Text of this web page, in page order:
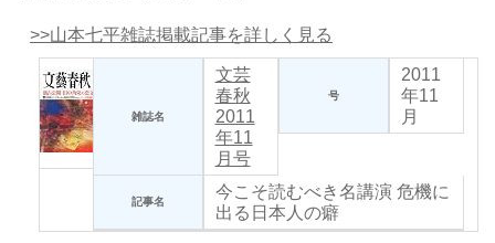
>>山本七平雑誌掲載記事を詳しく見る
雑誌名
文芸
春秋
2011
年11
月号
号
2011
年11
月
記事名
今こそ読むべき名講演 危機に
出る日本人の癖